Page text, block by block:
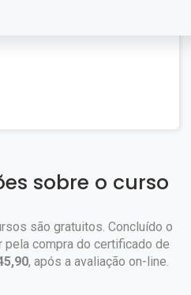
sobre o curso
são gratuitos. Concluído o
pela compra do certificado de
, após a avaliação on-line.